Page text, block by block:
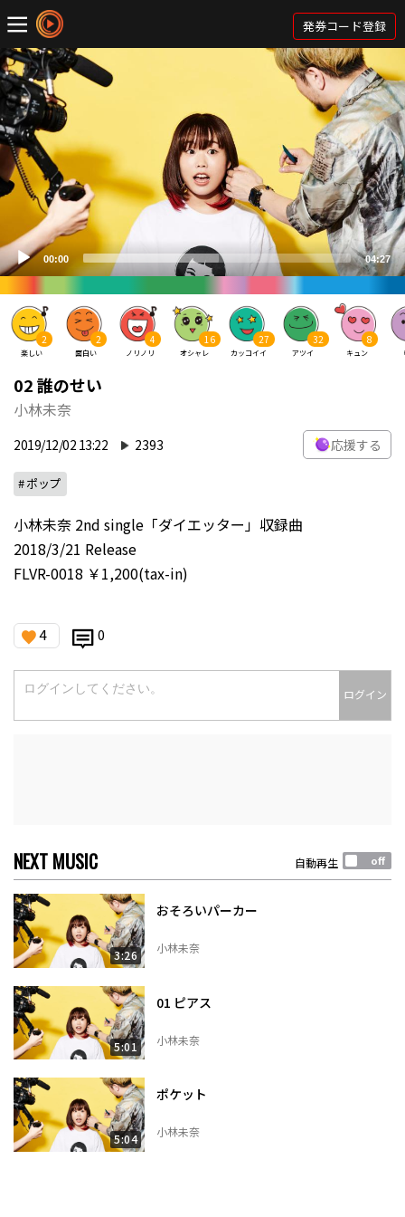
発券コード登録
2
楽しい
2
面白い
4
ノリノリ
16
オシャレ
27
カッコイイ
32
アツイ
8
キュン
02 誰のせい
小林未奈
2019/12/02 13:22 2393 応援する
# ポップ
小林未奈 2nd single「ダイエッター」収録曲
2018/3/21 Release
FLVR-0018 ￥1,200(tax-in)
4 0
ログイン
NEXT MUSIC 自動再生
3:26
おそろいパーカー
小林未奈
5:01
01 ピアス
小林未奈
5:04
ポケット
小林未奈